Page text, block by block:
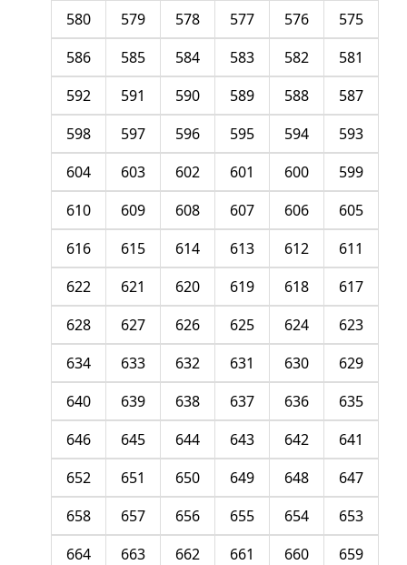
575
576
577
578
579
580
581
582
583
584
585
586
587
588
589
590
591
592
593
594
595
596
597
598
599
600
601
602
603
604
605
606
607
608
609
610
611
612
613
614
615
616
617
618
619
620
621
622
623
624
625
626
627
628
629
630
631
632
633
634
635
636
637
638
639
640
641
642
643
644
645
646
647
648
649
650
651
652
653
654
655
656
657
658
659
660
661
662
663
664